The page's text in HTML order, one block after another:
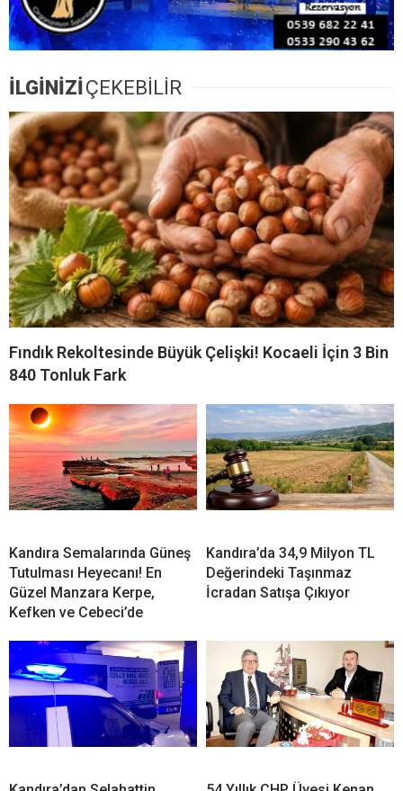
İLGİNİZİÇEKEBİLİR
Fındık Rekoltesinde Büyük Çelişki! Kocaeli İçin 3 Bin
840 Tonluk Fark
Kandıra Semalarında Güneş
Tutulması Heyecanı! En
Güzel Manzara Kerpe,
Kefken ve Cebeci’de
Kandıra’da 34,9 Milyon TL
Değerindeki Taşınmaz
İcradan Satışa Çıkıyor